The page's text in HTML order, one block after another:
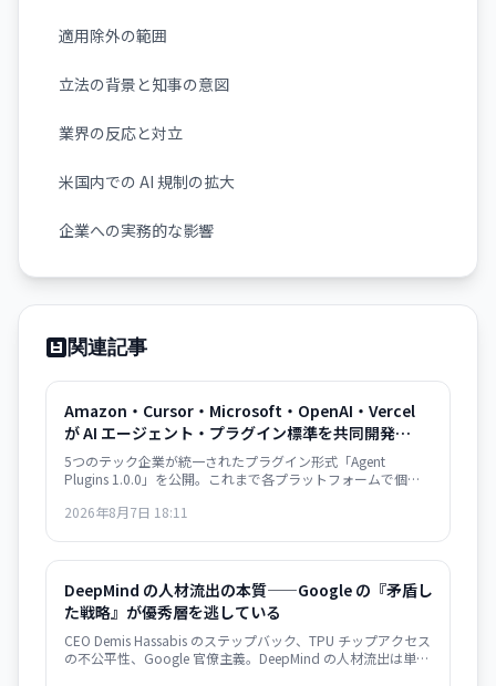
適用除外の範囲
立法の背景と知事の意図
業界の反応と対立
米国内での AI 規制の拡大
企業への実務的な影響
関連記事
Amazon・Cursor・Microsoft・OpenAI・Vercel
が AI エージェント・プラグイン標準を共同開発——
plugin.json で相互運用性確保
5つのテック企業が統一されたプラグイン形式「Agent
Plugins 1.0.0」を公開。これまで各プラットフォームで個別
形式で複数サービス間での再利用が可能になり、開発者の負
2026年8月7日 18:11
DeepMind の人材流出の本質——Google の『矛盾し
た戦略』が優秀層を逃している
CEO Demis Hassabis のステップバック、TPU チップアクセス
の不公平性、Google 官僚主義。DeepMind の人材流出は単な